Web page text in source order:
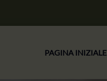
PAGINA INIZIALE